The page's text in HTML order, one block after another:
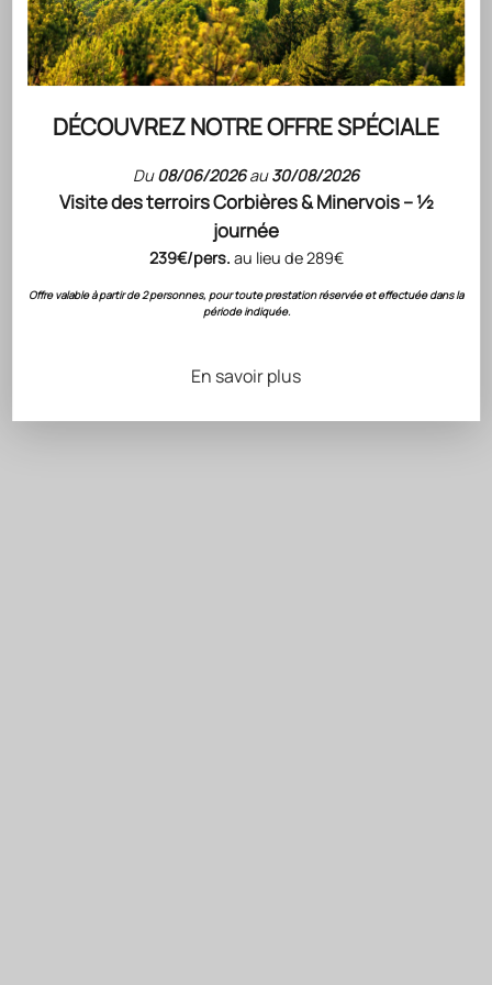
DÉCOUVREZ NOTRE OFFRE SPÉCIALE
Du08/06/2026au30/08/2026
Visite des terroirs Corbières & Minervois – ½
journée
239€/pers. au lieu de 289€
Offre valable à partir de 2 personnes, pour toute prestation réservée et effectuée dans la
période indiquée.
En savoir plus
rosé